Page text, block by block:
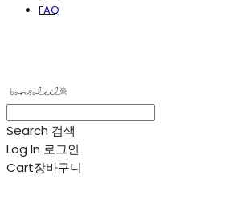
FAQ
Search 검색
Log In 로그인
Cart장바구니